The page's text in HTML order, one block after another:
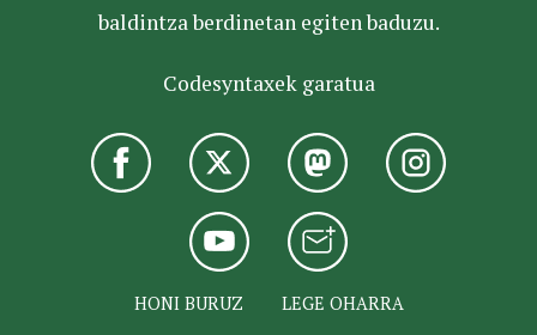
baldintza berdinetan egiten baduzu.
Codesyntaxek garatua
HONI BURUZ
LEGE OHARRA